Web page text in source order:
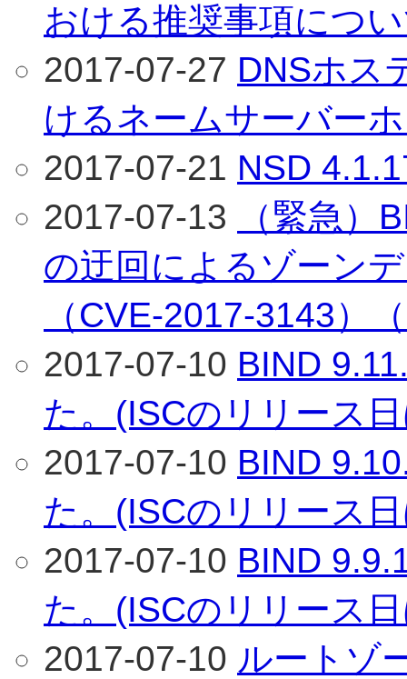
おける推奨事項につ
2017-07-27 DNSホス
けるネームサーバー
2017-07-21 NSD
2017-07-13
（緊急）
の迂回によるゾーン
（CVE-2017-3143）
2017-07-10 BIND
た。(ISCのリリース
2017-07-10 BIND
た。(ISCのリリース
2017-07-10 BIND
た。(ISCのリリース
2017-07-10 ルートゾ